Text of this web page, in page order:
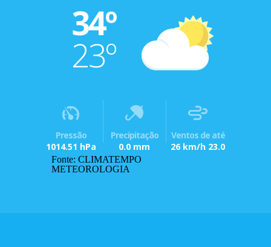
34º
23º
Pressão
1014.51 hPa
Precipitação
0.0 mm
Ventos de até
26 km/h 23.0
Fonte: CLIMATEMPO
METEOROLOGIA